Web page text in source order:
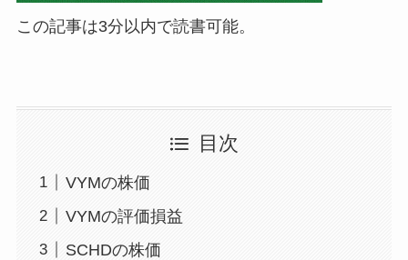
この記事は3分以内で読書可能。
目次
VYMの株価
VYMの評価損益
SCHDの株価